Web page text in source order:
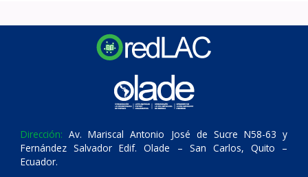
Dirección: Av. Mariscal Antonio José de Sucre N58-63 y
Fernández Salvador Edif. Olade – San Carlos, Quito –
Ecuador.